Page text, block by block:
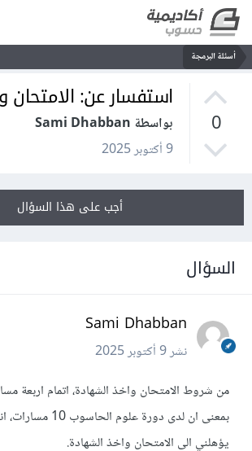
أسئلة البرمجة
0
استفسار عن:
بواسطة Sami Dhabban
9 أكتوبر 2025
أجب على هذا السؤال
السؤال
Sami Dhabban
نشر9 أكتوبر 2025
من شروط الامتحان واخذ الشهادة، اتمام اربعة
يؤهلني الى الامتحان واخذ الشهادة.